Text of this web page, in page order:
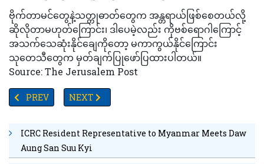
ဗိုက်တာမင်တွေနဲ့သတ္တုဓာတ်တွေက အန္တရာယ်ဖြစ်စေတယ်လို့
ဆိုလိုတာမဟုတ်ကြောင်း၊ ဒါပေမဲ့လည်း ကိုဗစ်ရောဂါကြောင့်
အသက်သေဆုံးနိုင်ချေကိုတော့ မကာကွယ်နိုင်ကြောင်း
သုတေသီတွေက မှတ်ချက်ပြုဖော်ပြထားပါတယ်။
Source: The Jerusalem Post
PREVIOUS ARTICLE: ယူကရိန်းခွဲထွက်ရေးဒေသများ၏လွတ်
PREV NEXT ARTICLE: ဘယ်အရာ ဘယ်သူကိုမှမကြောက်ဘူ
NEXT
ICRC Resident Representative to Myanmar Meets Daw
Aung San Suu Kyi